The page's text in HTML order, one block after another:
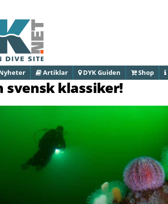
Artiklar DYK Guiden Shop
svensk klassiker!